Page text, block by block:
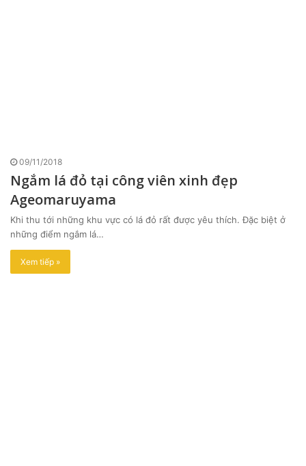
09/11/2018
Ngắm lá đỏ tại công viên xinh đẹp
Ageomaruyama
Khi thu tới những khu vực có lá đỏ rất được yêu thích. Đặc biệt ở
những điểm ngắm lá…
Xem tiếp »